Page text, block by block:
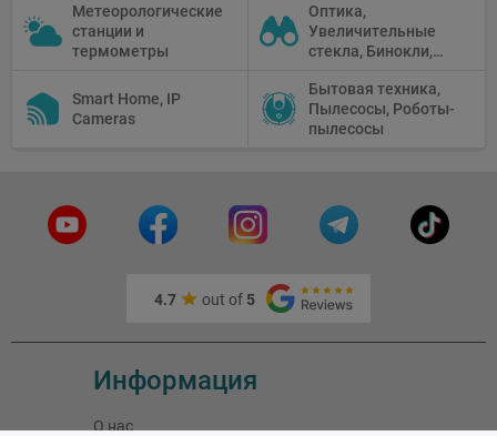
Мониторы,
Профессиональное
видео
Метеорологические
станции и
термометры
Оптика,
Увеличительные
стекла, Бинокли,
Телескопы,
Прицелы,
Микроскопы,
Smart Home, IP
Cameras
Бытовая техника,
Пылесосы, Роботы-
пылесосы
4.7 out of 5
Информация
О нас